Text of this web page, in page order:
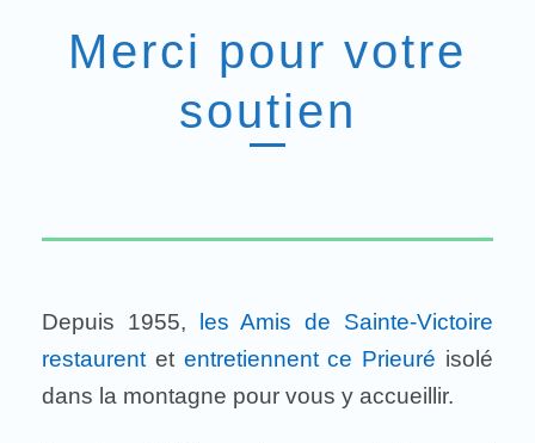
Merci pour votre
soutien
Depuis 1955,
les Amis de Sainte-Victoire
restaurent et entretiennent ce Prieuré isolé
dans la montagne pour vous y accueillir.